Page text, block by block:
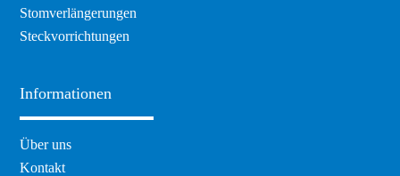
Stomverlängerungen
Steckvorrichtungen
Informationen
Navigation
überspringen
Über uns
Kontakt